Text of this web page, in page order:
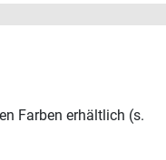
Farben erhältlich (s.